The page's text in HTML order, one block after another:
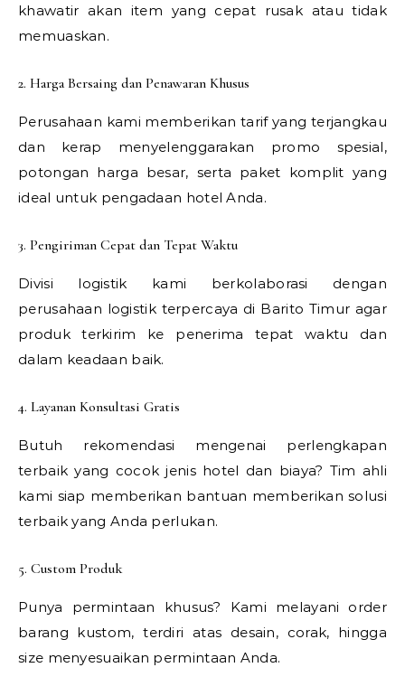
khawatir akan item yang cepat rusak atau tidak
memuaskan.
2. Harga Bersaing dan Penawaran Khusus
Perusahaan kami memberikan tarif yang terjangkau
dan kerap menyelenggarakan promo spesial,
potongan harga besar, serta paket komplit yang
ideal untuk pengadaan hotel Anda.
3. Pengiriman Cepat dan Tepat Waktu
Divisi logistik kami berkolaborasi dengan
perusahaan logistik terpercaya di Barito Timur agar
produk terkirim ke penerima tepat waktu dan
dalam keadaan baik.
4. Layanan Konsultasi Gratis
Butuh rekomendasi mengenai perlengkapan
terbaik yang cocok jenis hotel dan biaya? Tim ahli
kami siap memberikan bantuan memberikan solusi
terbaik yang Anda perlukan.
5. Custom Produk
Punya permintaan khusus? Kami melayani order
barang kustom, terdiri atas desain, corak, hingga
size menyesuaikan permintaan Anda.